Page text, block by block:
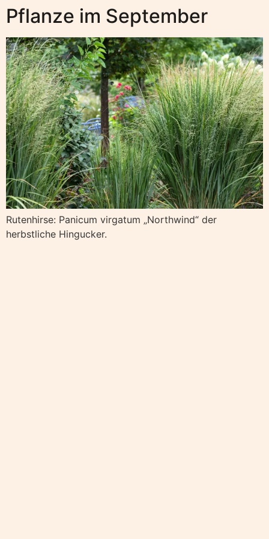
Pflanze im September
Rutenhirse: Panicum virgatum „Northwind“ der
herbstliche Hingucker.